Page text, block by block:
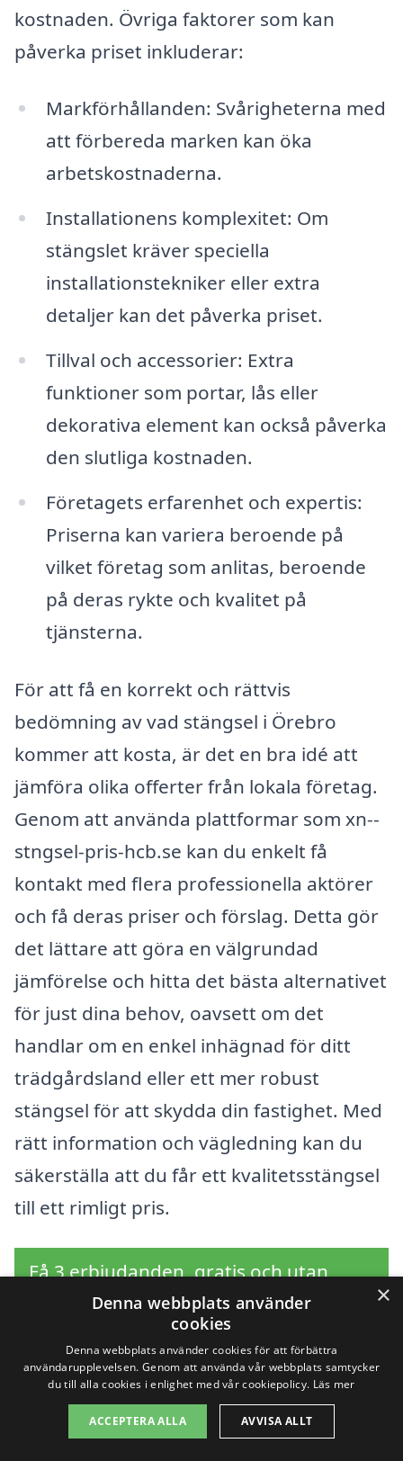
kostnaden. Övriga faktorer som kan
påverka priset inkluderar:
Markförhållanden: Svårigheterna med
att förbereda marken kan öka
arbetskostnaderna.
Installationens komplexitet: Om
stängslet kräver speciella
installationstekniker eller extra
detaljer kan det påverka priset.
Tillval och accessorier: Extra
funktioner som portar, lås eller
dekorativa element kan också påverka
den slutliga kostnaden.
Företagets erfarenhet och expertis:
Priserna kan variera beroende på
vilket företag som anlitas, beroende
på deras rykte och kvalitet på
tjänsterna.
För att få en korrekt och rättvis
bedömning av vad stängsel i Örebro
kommer att kosta, är det en bra idé att
jämföra olika offerter från lokala företag.
Genom att använda plattformar som xn--
stngsel-pris-hcb.se kan du enkelt få
kontakt med flera professionella aktörer
och få deras priser och förslag. Detta gör
det lättare att göra en välgrundad
jämförelse och hitta det bästa alternativet
för just dina behov, oavsett om det
handlar om en enkel inhägnad för ditt
trädgårdsland eller ett mer robust
stängsel för att skydda din fastighet. Med
rätt information och vägledning kan du
säkerställa att du får ett kvalitetsstängsel
till ett rimligt pris.
Få 3 erbjudanden, gratis och utan
förpliktelser
Sök efter en
professionell för
×
Denna webbplats använder
cookies
Denna webbplats använder cookies för att förbättra
användarupplevelsen. Genom att använda vår webbplats samtycker
du till alla cookies i enlighet med vår cookiepolicy. Läs mer
ACCEPTERA ALLA AVVISA ALLT